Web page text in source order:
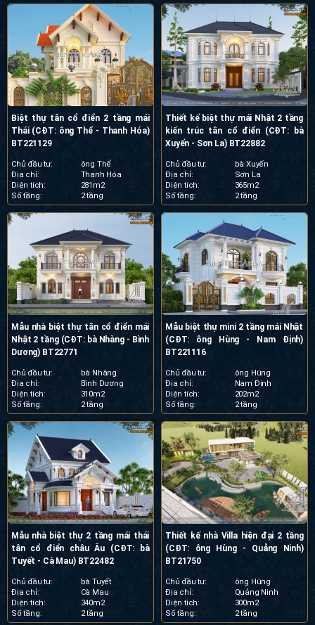
Biệt thự tân cổ điển 2 tầng mái
Thái (CĐT: ông Thể - Thanh Hóa)
BT221129
Chủ đầu tư:
ông Thể
Địa chỉ:
Thanh Hóa
Diện tích:
281m2
Số tầng:
2 tầng
Thiết kế biệt thự mái Nhật 2 tầng
kiến trúc tân cổ điển (CĐT: bà
Xuyến - Sơn La) BT22882
Chủ đầu tư:
bà Xuyến
Địa chỉ:
Sơn La
Diện tích:
365m2
Số tầng:
2 tầng
Mẫu nhà biệt thự tân cổ điển mái
Nhật 2 tầng (CĐT: bà Nhàng - Bình
Dương) BT22771
Chủ đầu tư:
bà Nhàng
Địa chỉ:
Bình Dương
Diện tích:
310m2
Số tầng:
2 tầng
Mẫu biệt thự mini 2 tầng mái Nhật
(CĐT: ông Hùng - Nam Định)
BT221116
Chủ đầu tư:
ông Hùng
Địa chỉ:
Nam Định
Diện tích:
202m2
Số tầng:
2 tầng
Mẫu nhà biệt thự 2 tầng mái thái
tân cổ điển châu Âu (CĐT: bà
Tuyết - Cà Mau) BT22482
Chủ đầu tư:
bà Tuyết
Địa chỉ:
Cà Mau
Diện tích:
340m2
Số tầng:
2 tầng
Thiết kế nhà Villa hiện đại 2 tầng
(CĐT: ông Hùng - Quảng Ninh)
BT21750
Chủ đầu tư:
ông Hùng
Địa chỉ:
Quảng Ninh
Diện tích:
300m2
Số tầng:
2 tầng